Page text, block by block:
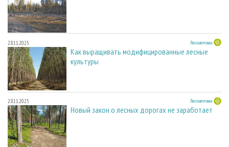
28.11.2025 Лесозаготовка
Как выращивать модифицированные лесные
культуры
28.11.2025 Лесозаготовка
Новый закон о лесных дорогах не заработает